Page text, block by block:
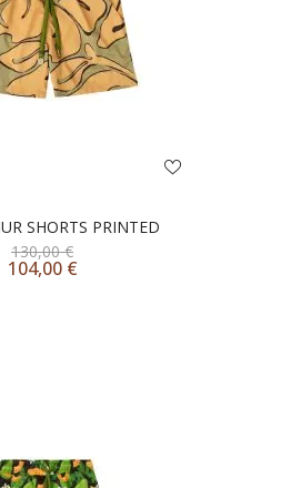
SHORTS PRINTED
130,00€
104,00 €